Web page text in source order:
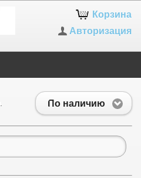
Корзина
Авторизация
По наличию